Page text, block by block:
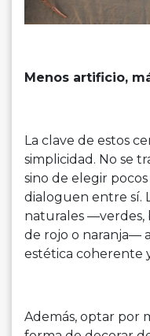
Menos artificio,
La clave de estos
simplicidad. No se
sino de elegir
dialoguen entre sí.
naturales —verdes,
de rojo o naranja—
estética coherente
Además, optar por